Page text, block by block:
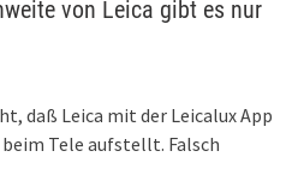
von Leica gibt es nur
daß Leica mit der Leicalux App
Tele aufstellt. Falsch